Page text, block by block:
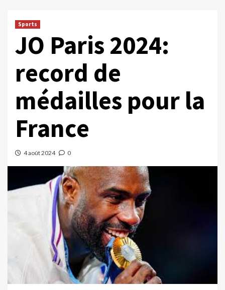
Sports
JO Paris 2024:
record de
médailles pour la
France
4 août 2024 0